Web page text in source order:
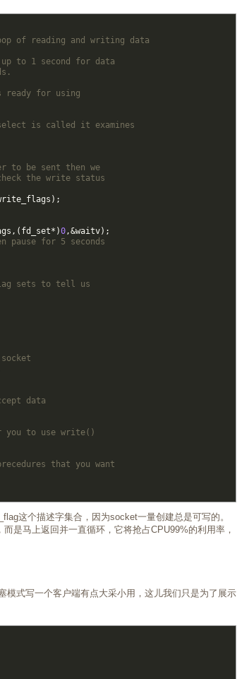
of reading and writing data
to 1 second for data
ready for using
is called it examines
to be sent then we
the write status
) ;
, ( fd_set* )0,&waitv) ;
pause for 5 seconds
sets to tell us
data
you to use write()
that you want
这个描述字集合，因为socket一量创建总是可写的。
是马上返回并一直循环，它将抢占CPU99%的利用率，
式写一个客户端有点大采小用，这儿我们只是为了展示